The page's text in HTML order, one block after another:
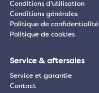
Conditions d'utilisation
Conditions générales
Politique de confidentialité
Politique de cookies
Service & aftersales
Service et garantie
Contact